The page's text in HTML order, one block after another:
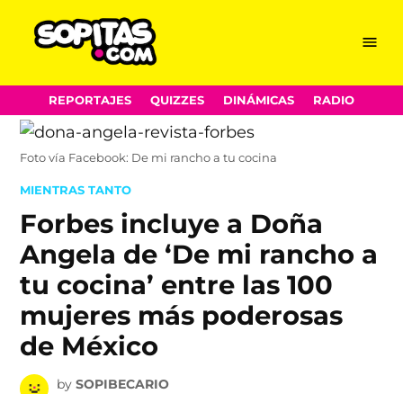
Skip
to
content
Menu
REPORTAJES QUIZZES DINÁMICAS RADIO
Foto vía Facebook: De mi rancho a tu cocina
POSTED
MIENTRAS TANTO
Forbes incluye a Doña
Angela de ‘De mi rancho a
tu cocina’ entre las 100
mujeres más poderosas
de México
by SOPIBECARIO